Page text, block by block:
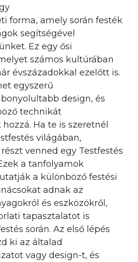
forma, amely során festék
segítségével
Ez egy ősi
számos kultúrában
évszázadokkal ezelőtt is.
egyszerű
design, és
technikát
Ha te is szeretnél
világában,
venned egy Testfestés
a tanfolyamok
a különböző festési
adnak az
és eszközökről,
tapasztalatot is
során. Az első lépés
ki az általad
vagy design-t, és